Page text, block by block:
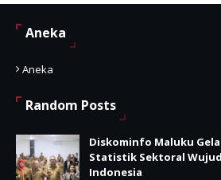
Aneka
Aneka
Random Posts
Diskominfo Maluku
Statistik Sektoral
Indonesia